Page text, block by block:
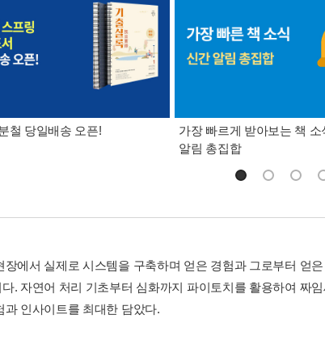
철 당일배송 오픈!
가장 빠르게 받아보는 책 소
알림 총집합
장에서 실제로 시스템을 구축하며 얻은 경험과 그로부터 얻
. 자연어 처리 기초부터 심화까지 파이토치를 활용하여 짜
과 인사이트를 최대한 담았다.